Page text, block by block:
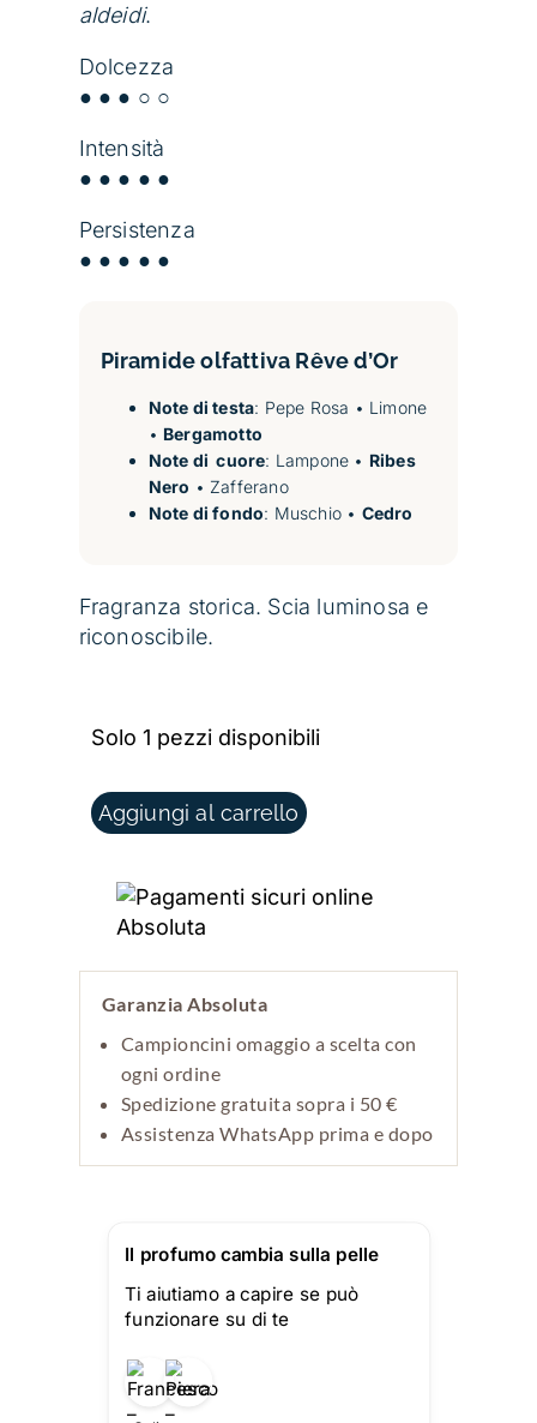
aldeidi.
Dolcezza
● ● ● ○ ○
Intensità
● ● ● ● ●
Persistenza
● ● ● ● ●
Piramide olfattiva Rêve d’Or
Note di testa: Pepe Rosa • Limone
• Bergamotto
Note di cuore: Lampone • Ribes
Nero • Zafferano
Note di fondo: Muschio • Cedro
Fragranza storica. Scia luminosa e
riconoscibile.
Solo 1 pezzi disponibili
Aggiungi al carrello
Garanzia Absoluta
Campioncini omaggio a scelta con
ogni ordine
Spedizione gratuita sopra i 50 €
Assistenza WhatsApp prima e dopo
Il profumo cambia sulla pelle
Ti aiutiamo a capire se può
funzionare su di te